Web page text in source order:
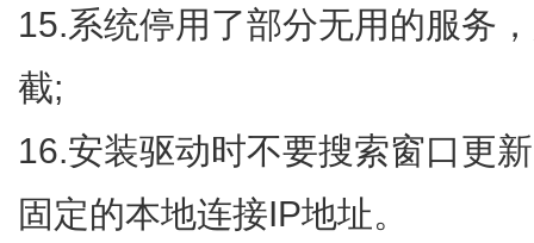
15.系统停用了部分无用的服务
截;
16.安装驱动时不要搜索窗口更
固定的本地连接IP地址。